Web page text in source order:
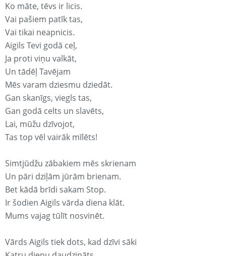
Ko māte, tēvs ir licis.
Vai pašiem patīk tas,
Vai tikai neapnicis.
Aigils Tevi godā ceļ,
Ja proti viņu valkāt,
Un tādēļ Tavējam
Mēs varam dziesmu dziedāt.
Gan skanīgs, viegls tas,
Gan godā celts un slavēts,
Lai, mūžu dzīvojot,
Tas top vēl vairāk mīlēts!
Simtjūdžu zābakiem mēs skrienam
Un pāri dziļām jūrām brienam.
Bet kādā brīdi sakam Stop.
Ir šodien Aigils vārda diena klāt.
Mums vajag tūlīt nosvinēt.
Vārds Aigils tiek dots, kad dzīvi sāki